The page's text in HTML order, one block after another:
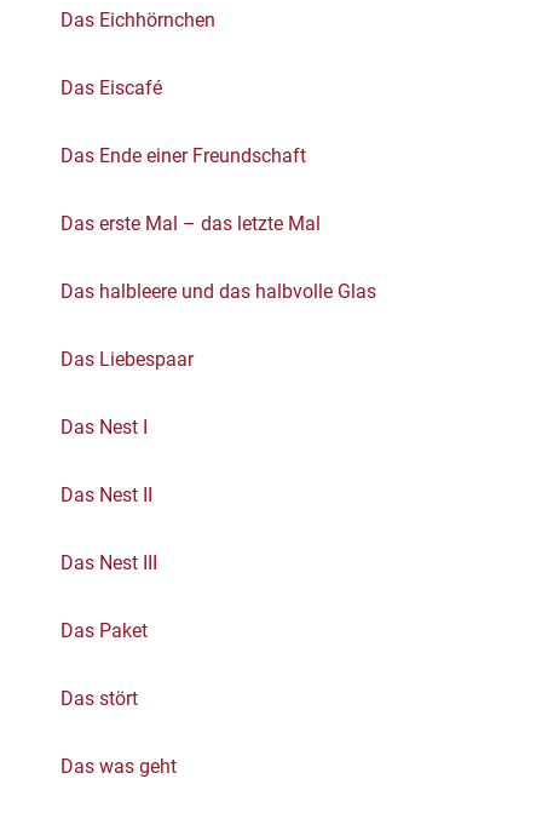
Das Eichhörnchen
Das Eiscafé
Das Ende einer Freundschaft
Das erste Mal – das letzte Mal
Das halbleere und das halbvolle Glas
Das Liebespaar
Das Nest I
Das Nest II
Das Nest III
Das Paket
Das stört
Das was geht